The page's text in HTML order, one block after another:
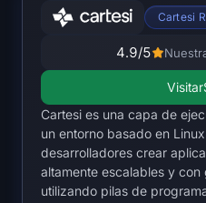
Todas las Liquidations
BTC Mapa de calor
ETH Mapa de calor
Cartesi
4.9/5
Visitar
Cartesi es una capa de
un entorno basado en
desarrolladores crear
altamente escalables y
utilizando pilas de